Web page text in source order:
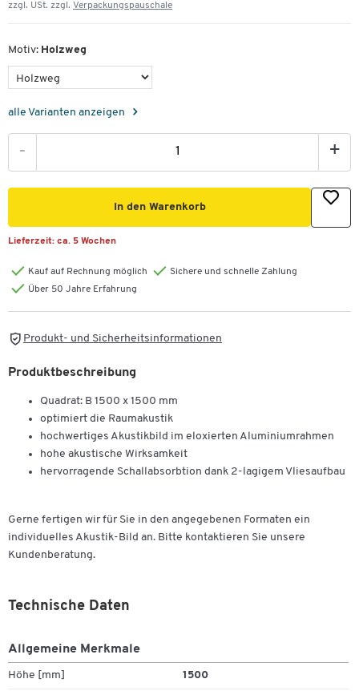
zzgl. USt. zzgl. Verpackungspauschale
Motiv: Holzweg
alle Varianten anzeigen
- +
In den Warenkorb
Lieferzeit: ca. 5 Wochen
Kauf auf Rechnung möglich
Sichere und schnelle Zahlung
Über 50 Jahre Erfahrung
Produkt- und Sicherheitsinformationen
Produktbeschreibung
Quadrat: B 1500 x 1500 mm
optimiert die Raumakustik
hochwertiges Akustikbild im eloxierten Aluminiumrahmen
hohe akustische Wirksamkeit
hervorragende Schallabsorbtion dank 2-lagigem Vliesaufbau
Gerne fertigen wir für Sie in den angegebenen Formaten ein
individuelles Akustik-Bild an. Bitte kontaktieren Sie unsere
Kundenberatung.
Technische Daten
Allgemeine Merkmale
Höhe [mm] 1500